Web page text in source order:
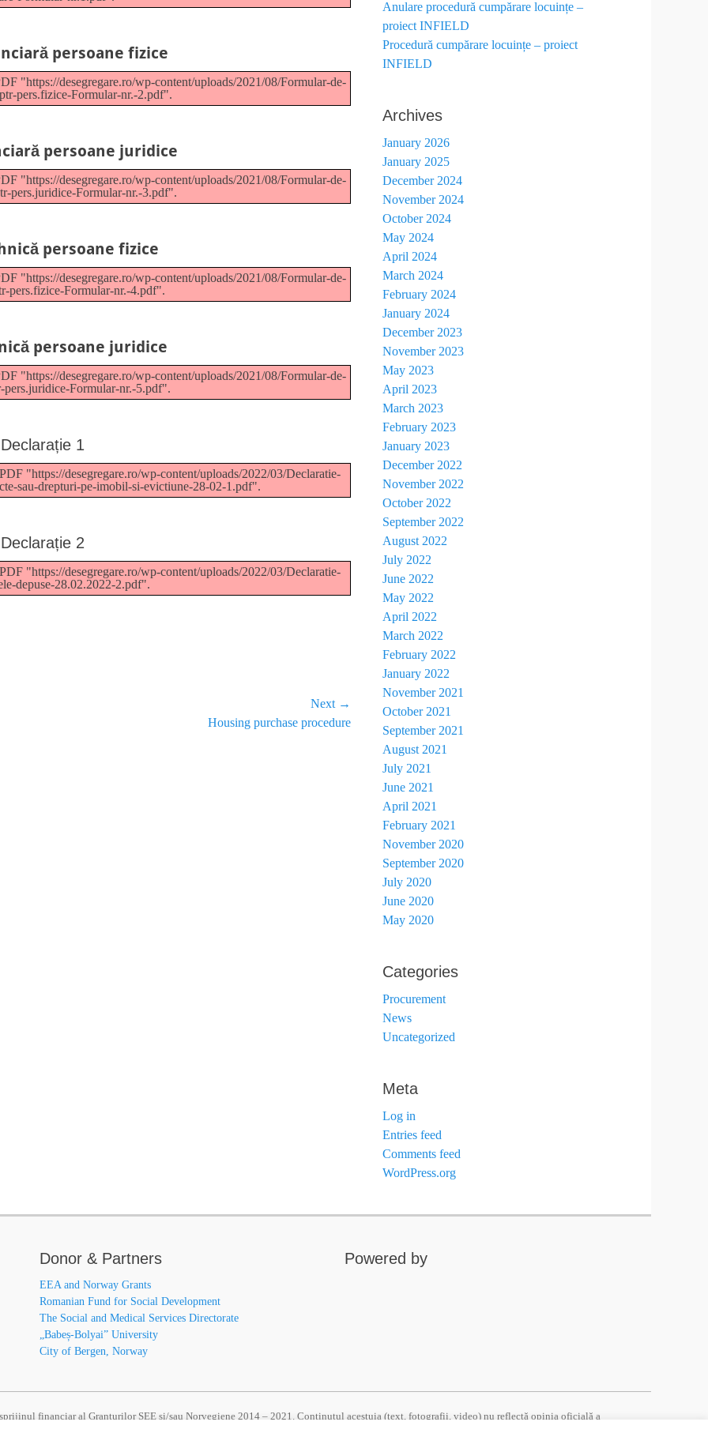
persoane fizice
"https://desegregare.ro/wp-content/uploads/2021/08/Formular-de-
pers.fizice-Formular-nr.-2.pdf".
persoane juridice
"https://desegregare.ro/wp-content/uploads/2021/08/Formular-de-
pers.juridice-Formular-nr.-3.pdf".
persoane fizice
"https://desegregare.ro/wp-content/uploads/2021/08/Formular-de-
pers.fizice-Formular-nr.-4.pdf".
persoane juridice
"https://desegregare.ro/wp-content/uploads/2021/08/Formular-de-
pers.juridice-Formular-nr.-5.pdf".
Declarație 1
"https://desegregare.ro/wp-content/uploads/2022/03/Declaratie-
sau-drepturi-pe-imobil-si-evictiune-28-02-1.pdf".
Declarație 2
"https://desegregare.ro/wp-content/uploads/2022/03/Declaratie-
depuse-28.02.2022-2.pdf".
Next →
Housing purchase procedure
Anulare procedură cumpărare locuințe –
proiect INFIELD
Procedură cumpărare locuințe – proiect
INFIELD
Archives
January 2026
January 2025
December 2024
November 2024
October 2024
May 2024
April 2024
March 2024
February 2024
January 2024
December 2023
November 2023
May 2023
April 2023
March 2023
February 2023
January 2023
December 2022
November 2022
October 2022
September 2022
August 2022
July 2022
June 2022
May 2022
April 2022
March 2022
February 2022
January 2022
November 2021
October 2021
September 2021
August 2021
July 2021
June 2021
April 2021
February 2021
November 2020
September 2020
July 2020
June 2020
May 2020
Categories
Procurement
News
Uncategorized
Meta
Log in
Entries feed
Comments feed
WordPress.org
Donor & Partners
EEA and Norway Grants
Romanian Fund for Social Development
The Social and Medical Services Directorate
„Babeș-Bolyai” University
City of Bergen, Norway
Powered by
financiar al Granturilor SEE și/sau Norvegiene 2014 – 2021. Conținutul acestuia (text, fotografii, video) nu reflectă opinia oficială a